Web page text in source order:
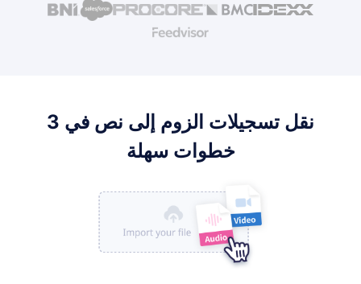
نقل تسجيلات الزوم إلى نص في 3
خطوات سهلة